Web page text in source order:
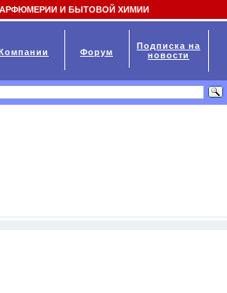
И БЫТОВОЙ ХИМИИ
Форум
Подписка на
новости